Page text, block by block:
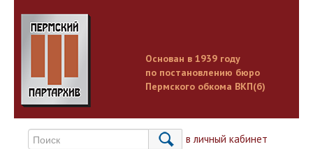
Основан в 1939 году
по постановлению бюро
Пермского обкома ВКП(б)
Вход в личный кабинет